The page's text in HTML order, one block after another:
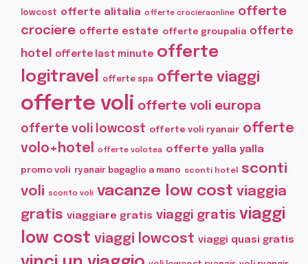
lowcost offerte alitalia offerte crocieraonline offerte
crociere offerte estate offerte groupalia offerte
hotel
offerte last minute offerte
logitravel
offerte spa offerte viaggi
offerte voli offerte voli europa
offerte voli lowcost offerte voli ryanair offerte
volo+hotel
offerte volotea offerte yalla yalla
promo voli ryanair bagaglio a mano sconti hotel
sconti
voli
sconto voli vacanze low cost viaggia
gratis viaggiare gratis viaggi gratis viaggi
low cost viaggi lowcost viaggi quasi gratis